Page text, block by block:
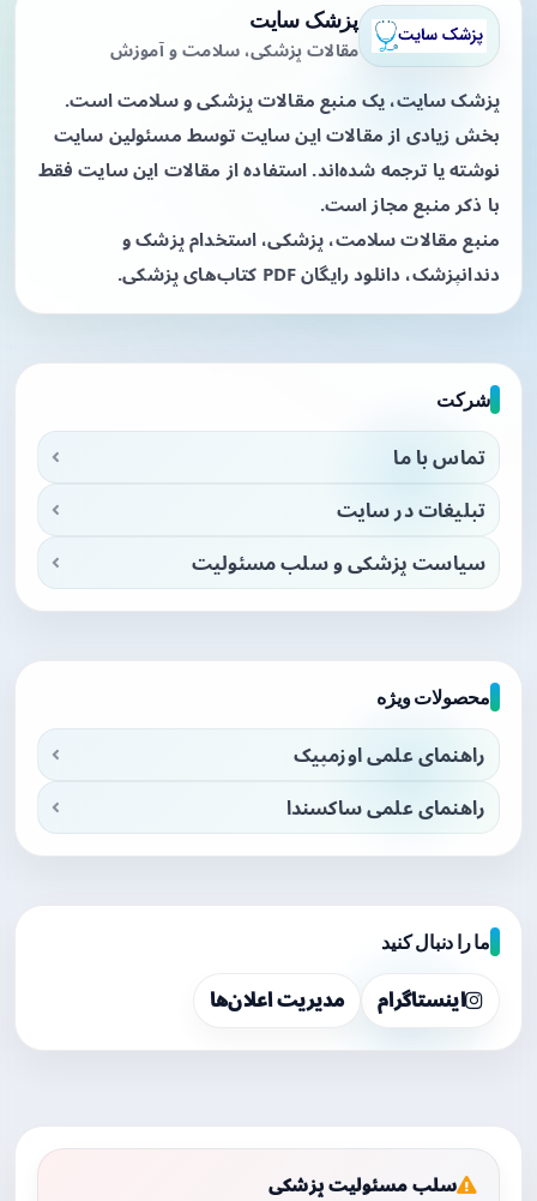
پزشک سایت
مقالات پزشکی، سلامت و آموزش
پزشک سایت، یک منبع مقالات پزشکی و سلامت است.
بخش زیادی از مقالات این سایت توسط مسئولین سایت
نوشته یا ترجمه شده‌اند. استفاده از مقالات این سایت فقط
با ذکر منبع مجاز است.
منبع مقالات سلامت، پزشکی، استخدام پزشک و
دندانپزشک، دانلود رایگان PDF کتاب‌های پزشکی.
شرکت
تماس با ما
تبلیغات در سایت
سیاست پزشکی و سلب مسئولیت
محصولات ویژه
راهنمای علمی اوزمپیک
راهنمای علمی ساکسندا
ما را دنبال کنید
اینستاگرام مدیریت اعلان‌ها
سلب مسئولیت پزشکی